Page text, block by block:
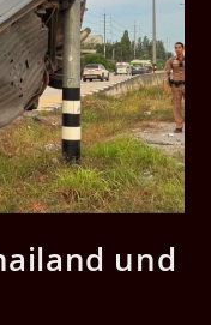
und